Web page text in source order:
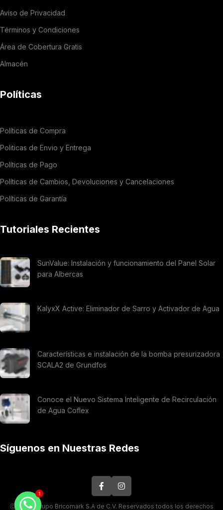
Aviso de Privacidad
Términos y Condiciones
Área de Cobertura Gratis
Almacén
Políticas
Políticas de Compra
Politicas de Envio y Entrega
Políticas de Pago
Políticas de Cambios, Devoluciones y Cancelaciones
Políticas de Garantía
Tutoriales Recientes
SunValue: Instalación y funcionamiento del Panel Solar
para Albercas
KalyxX Active: Eliminador de Sarro y Activador de Agua
Características e instalación de la bomba presurizadora
SCALA2 de Grundfos
Conoce el Nuevo Sistema Inteligente de Recirculación
de Agua Coflex
Síguenos en Nuestras Redes
Ⓒ 2026. Grupo Bricomark S.A de C.V. Reservados todos los derechos
1